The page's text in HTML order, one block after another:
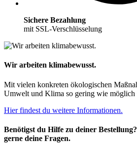
Sichere Bezahlung
mit SSL-Verschlüsselung
Wir arbeiten klimabewusst.
Mit vielen konkreten ökologischen
Umwelt und Klima so gering wie möglich
Hier findest du weitere Informationen.
Benötigst du Hilfe zu deiner
gerne deine Fragen.